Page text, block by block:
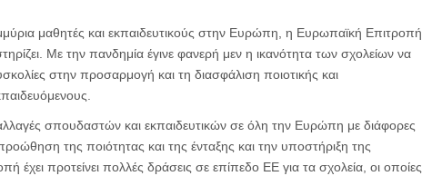
μαθητές και εκπαιδευτικούς στην Ευρώπη, η Ευρωπαϊκή Επιτροπή
Με την πανδημία έγινε φανερή μεν η ικανότητα των σχολείων να
στην προσαρμογή και τη διασφάλιση ποιοτικής και
σπουδαστών και εκπαιδευτικών σε όλη την Ευρώπη με διάφορες
της ποιότητας και της ένταξης και την υποστήριξη της
έχει προτείνει πολλές δράσεις σε επίπεδο ΕΕ για τα σχολεία, οι οποίες